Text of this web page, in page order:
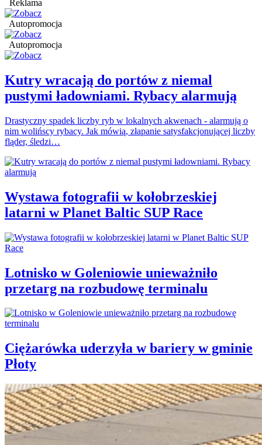
Reklama
Autopromocja
Autopromocja
Kutry wracają do portów z niemal
pustymi ładowniami. Rybacy alarmują
Drastyczny spadek liczby ryb w lokalnych akwenach - alarmują o
nim wolińscy rybacy. Jak mówią, złapanie satysfakcjonującej liczby
fląder, śledzi…
Wystawa fotografii w kołobrzeskiej
latarni w Planet Baltic SUP Race
Lotnisko w Goleniowie unieważniło
przetarg na rozbudowę terminalu
Ciężarówka uderzyła w bariery w gminie
Płoty